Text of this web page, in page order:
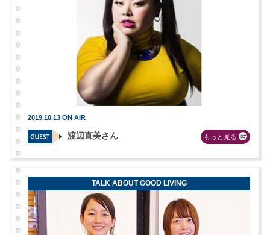
2019.10.13 ON AIR
渡辺直美さん もっと見る
TALK ABOUT GOOD LIVING